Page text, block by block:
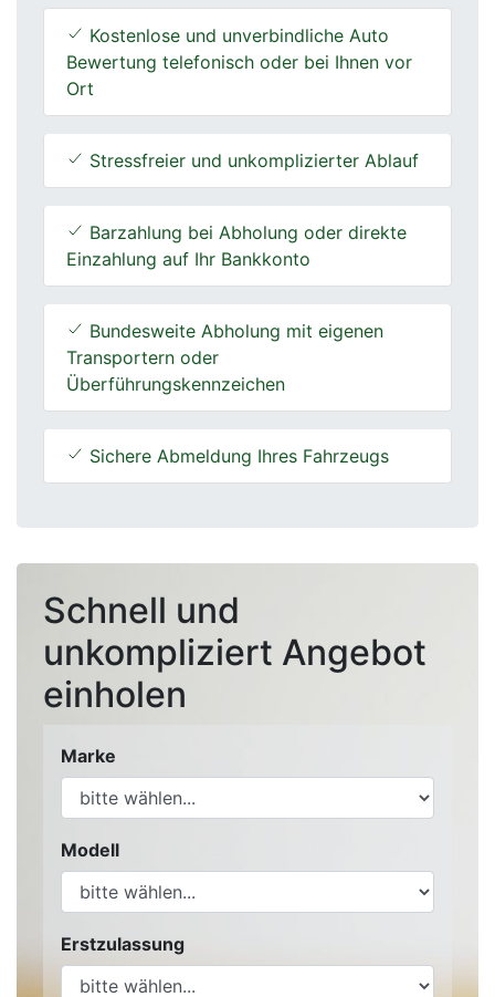
Kostenlose und unverbindliche Auto
Bewertung telefonisch oder bei Ihnen vor
Ort
Stressfreier und unkomplizierter Ablauf
Barzahlung bei Abholung oder direkte
Einzahlung auf Ihr Bankkonto
Bundesweite Abholung mit eigenen
Transportern oder
Überführungskennzeichen
Sichere Abmeldung Ihres Fahrzeugs
Schnell und
unkompliziert Angebot
einholen
Marke
Modell
Erstzulassung